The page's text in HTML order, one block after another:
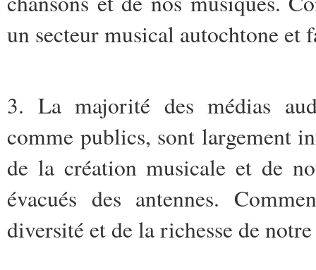
un secteur musical autochtone et
3. La majorité des médias
comme publics, sont largement
de la création musicale et de
évacués des antennes.
diversité et de la richesse de